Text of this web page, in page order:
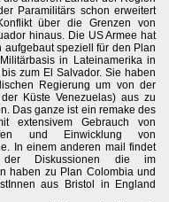
Paramilitärs schon erweitert
über die Grenzen von
hinaus. Die US Armee hat
speziell für den Plan
in Lateinamerika in
zum El Salvador. Sie haben
Regierung um von der
Küste Venezuelas) aus zu
Das ganze ist ein remake des
extensivem Gebrauch von
und Einwicklung von
In einem anderen mail findet
der Diskussionen die im
haben zu Plan Colombia und
aus Bristol in England